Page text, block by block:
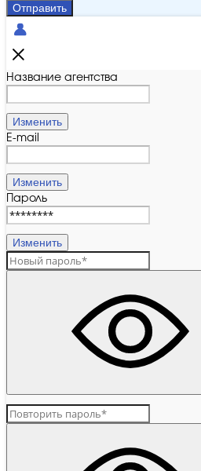
Отправить
Название агентства
Изменить
E-mail
Изменить
Пароль
Изменить